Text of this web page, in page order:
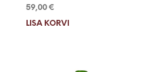
59,00 €
LISA KORVI